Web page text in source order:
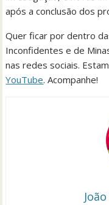
após a conclusão dos
Quer ficar por dentro
Inconfidentes e de
nas redes sociais.
YouTube. Acompanhe!